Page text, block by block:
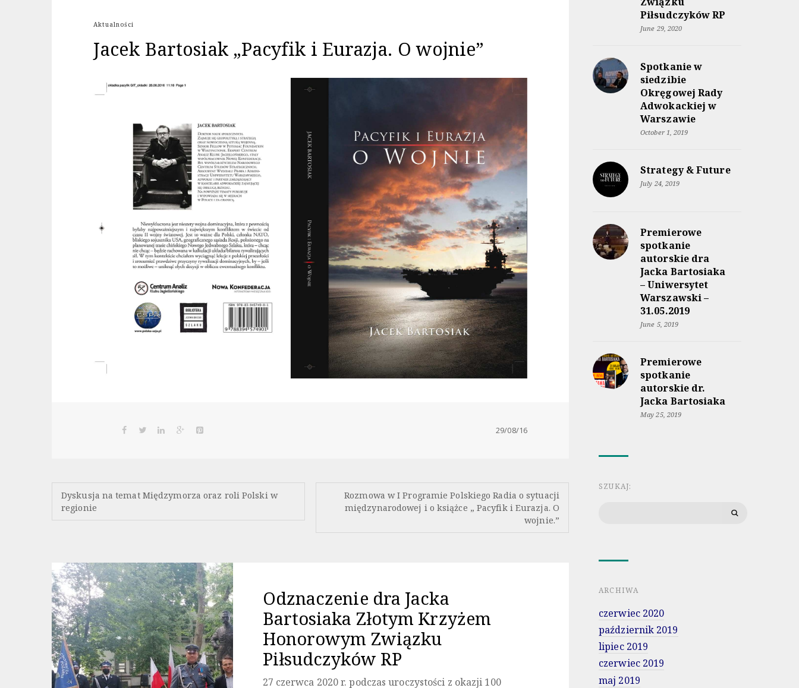
Aktualności
Jacek Bartosiak „Pacyfik i Eurazja. O wojnie”
29/08/16
Nawigacja
wpisu
Dyskusja na temat Międzymorza oraz roli Polski w
regionie
Rozmowa w I Programie Polskiego Radia o sytuacji
międzynarodowej i o książce „ Pacyfik i Eurazja. O
wojnie.”
Odznaczenie dra Jacka
Bartosiaka Złotym Krzyżem
Honorowym Związku
Piłsudczyków RP
27 czerwca 2020 r. podczas uroczystości z okazji 100
Piłsudczyków RP
June 29, 2020
Spotkanie w
siedzibie
Okręgowej Rady
Adwokackiej w
Warszawie
October 1, 2019
Strategy & Future
July 24, 2019
Premierowe
spotkanie
autorskie dra
Jacka Bartosiaka
– Uniwersytet
Warszawski –
31.05.2019
June 5, 2019
Premierowe
spotkanie
autorskie dr.
Jacka Bartosiaka
May 25, 2019
SZUKAJ:
ARCHIWA
czerwiec 2020
październik 2019
lipiec 2019
czerwiec 2019
maj 2019